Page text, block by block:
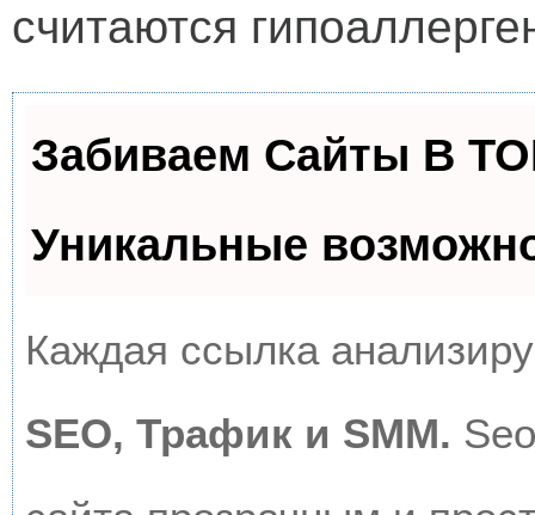
считаются
Забиваем Сайты В
Уникальные
Каждая ссылка
SEO, Трафик и SMM.